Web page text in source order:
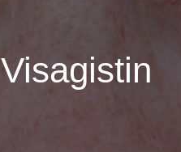
Visagistin